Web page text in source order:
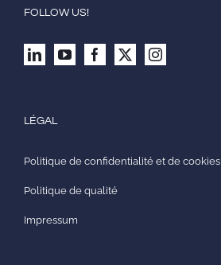
FOLLOW US!
LÉGAL
Politique de confidentialité et de cookies
Politique de qualité
Impressum